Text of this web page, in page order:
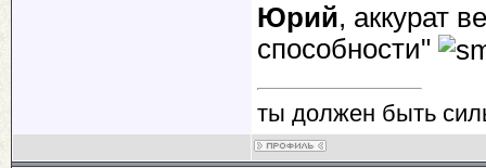
Юрий, аккурат
способности"
ты должен быть